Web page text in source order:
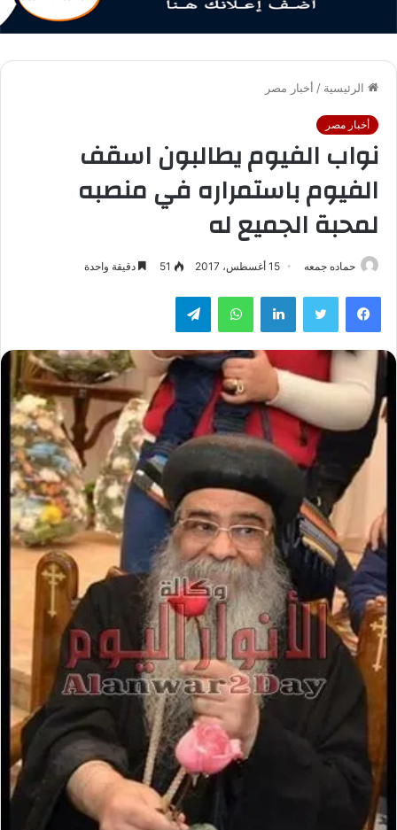
الرئيسية / أخبار مصر
أخبار مصر
نواب الفيوم يطالبون اسقف
الفيوم باستمراره في منصبه
لمحبة الجميع له
حماده جمعه 15 أغسطس، 2017 51 دقيقة واحدة
فيسبوك تويتر لينكدإن واتساب تيلقرام